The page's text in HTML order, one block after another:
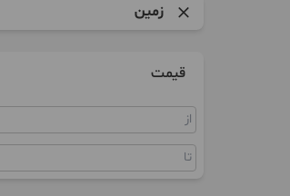
زمین
برج
کلنگی
مستغلات
قیمت